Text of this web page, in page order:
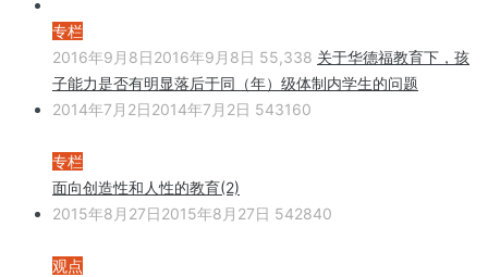
专栏
2016年9月8日2016年9月8日 55,338 关于华德福教育下，孩
子能力是否有明显落后于同（年）级体制内学生的问题
2014年7月2日2014年7月2日 543160
专栏
面向创造性和人性的教育(2)
2015年8月27日2015年8月27日 542840
观点